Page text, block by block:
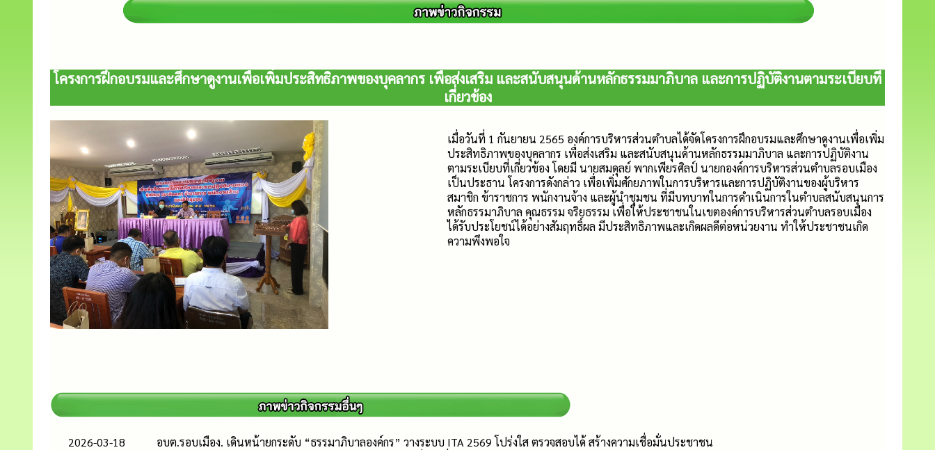
โครงการฝึกอบรมและศึกษาดูงานเพื่อเพิ่มประสิทธิภาพของบุคลากร เพื่อส่งเสริม และสนับสนุนด้านหลักธรรมมาภิบาล และการปฏิบัติงานตามระเบียบที่
เกี่ยวข้อง
เมื่อวันที่ 1 กันยายน 2565 องค์การบริหารส่วนตำบลได้จัดโครงการฝึกอบรมและศึกษาดูงานเพื่อเพิ่ม
ประสิทธิภาพของบุคลากร เพื่อส่งเสริม และสนับสนุนด้านหลักธรรมมาภิบาล และการปฏิบัติงาน
ตามระเบียบที่เกี่ยวข้อง โดยมี นายสมดุลย์ พากเพียรศิลป์ นายกองค์การบริหารส่วนตำบลรอบเมือง
เป็นประธาน โครงการดังกล่าว เพื่อเพิ่มศักยภาพในการบริหารและการปฏิบัติงานของผู้บริหาร
สมาชิก ข้าราชการ พนักงานจ้าง และผู้นำชุมชน ที่มีบทบาทในการดำเนินการในตำบลสนับสนุนการ
หลักธรรมาภิบาล คุณธรรม จริยธรรม เพื่อให้ประชาชนในเขตองค์การบริหารส่วนตำบลรอบเมือง
ได้รับประโยชน์ได้อย่างสัมฤทธิ์ผล มีประสิทธิภาพและเกิดผลดีต่อหน่วยงาน ทำให้ประชาชนเกิด
ความพึงพอใจ
2026-03-18
อบต.รอบเมือง. เดินหน้ายกระดับ “ธรรมาภิบาลองค์กร” วางระบบ ITA 2569 โปร่งใส ตรวจสอบได้ สร้างความเชื่อมั่นประชาชน